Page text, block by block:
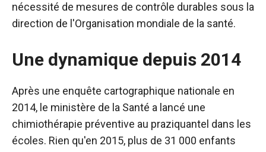
nécessité de mesures de contrôle durables sous la
direction de l'Organisation mondiale de la santé.
Une dynamique depuis 2014
Après une enquête cartographique nationale en
2014, le ministère de la Santé a lancé une
chimiothérapie préventive au praziquantel dans les
écoles. Rien qu'en 2015, plus de 31 000 enfants